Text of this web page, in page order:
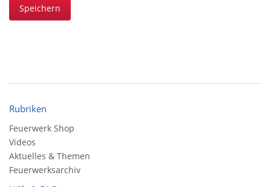
Speichern
Rubriken
Feuerwerk Shop
Videos
Aktuelles & Themen
Feuerwerksarchiv